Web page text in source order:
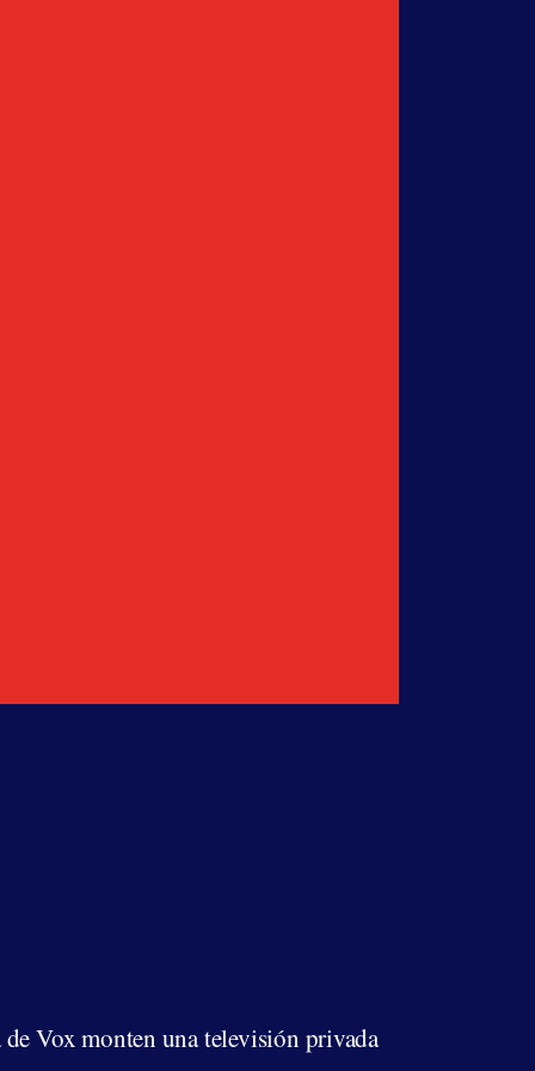
Vox monten una televisión privada